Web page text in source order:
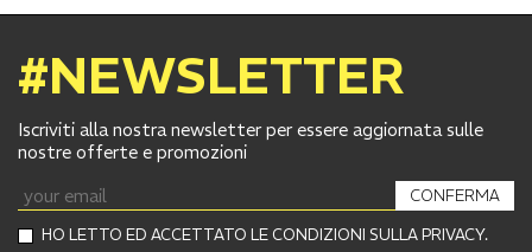
#NEWSLETTER
Iscriviti alla nostra newsletter per essere aggiornata sulle
nostre offerte e promozioni
HO LETTO ED ACCETTATO LE CONDIZIONI SULLA PRIVACY.
CONFERMA